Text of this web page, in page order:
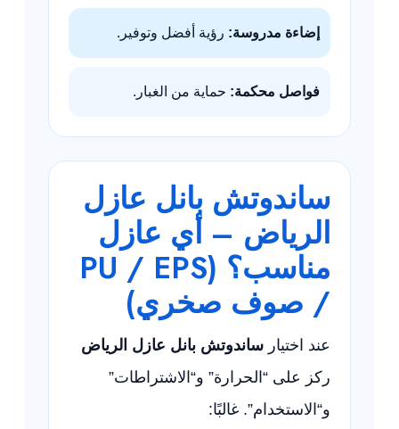
إضاءة مدروسة: رؤية أفضل وتوفير.
فواصل محكمة: حماية من الغبار.
ساندوتش بانل عازل
الرياض – أي عازل
مناسب؟ (PU / EPS
/ صوف صخري)
عند اختيار ساندوتش بانل عازل الرياض
ركز على “الحرارة” و“الاشتراطات”
و“الاستخدام”. غالبًا: